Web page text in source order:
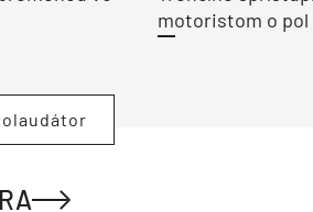
motoristom o pol